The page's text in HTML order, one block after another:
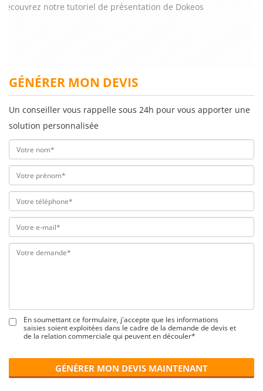
Découvrez notre tutoriel de présentation de Dokeos
GÉNÉRER MON DEVIS
Un conseiller vous rappelle sous 24h pour vous apporter une
solution personnalisée
En soumettant ce formulaire, j'accepte que les informations
saisies soient exploitées dans le cadre de la demande de devis et
de la relation commerciale qui peuvent en découler*
GÉNÉRER MON DEVIS MAINTENANT